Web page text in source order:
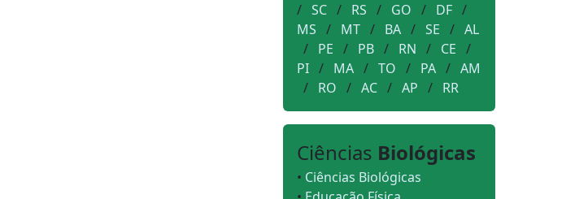
/ SC / RS / GO / DF /
MS / MT / BA / SE / AL
/ PE / PB / RN / CE /
PI / MA / TO / PA / AM
/ RO / AC / AP / RR
Ciências Biológicas
• Ciências Biológicas